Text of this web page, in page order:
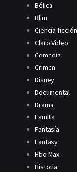
Bélica
Blim
Ciencia ficción
Claro Video
Comedia
Crimen
Disney
Documental
Drama
Familia
Fantasía
Fantasy
Hbo Max
Historia